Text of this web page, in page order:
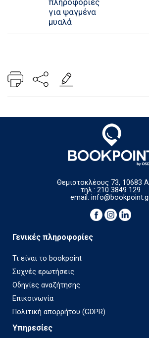
για ψαγμένα
μυαλά
Θεμιστοκλέους 73, 10683
τηλ.: 210 3849 129
email:
Γενικές πληροφορίες
Τι είναι το bookpoint
Συχνές ερωτήσεις
Οδηγίες αναζήτησης
Επικοινωνία
Πολιτική απορρήτου (GDPR)
Υπηρεσίες